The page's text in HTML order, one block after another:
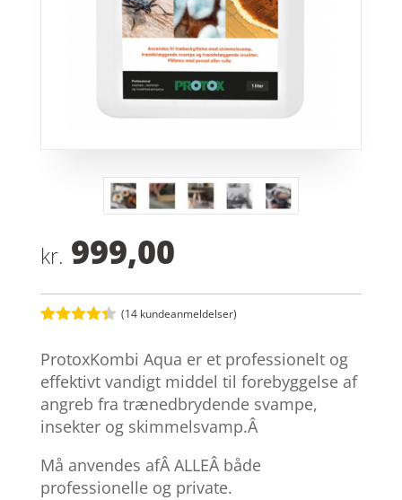
kr. 999,00
ud af 5
baseret
på
kundebedø
mmelser
(14 kundeanmeldelser)
ProtoxKombi Aqua er et professionelt og
effektivt vandigt middel til forebyggelse af
angreb fra trænedbrydende svampe,
insekter og skimmelsvamp.Â
Må anvendes afÂ ALLEÂ både
professionelle og private.